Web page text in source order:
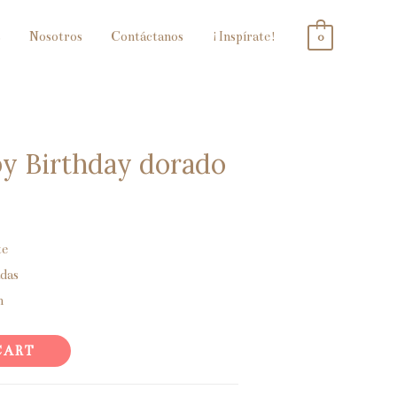
Nosotros Contáctanos ¡Inspírate! 0
Birthday dorado